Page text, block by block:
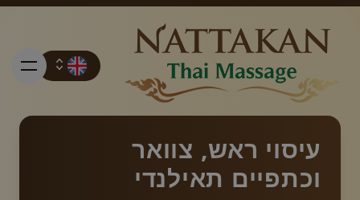
מחירים
עיסוי ראש, צוואר
וכתפיים תאילנדי